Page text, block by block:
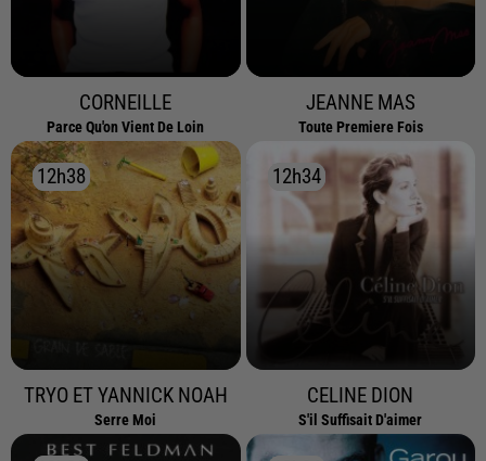
CORNEILLE
Parce Qu'on Vient De Loin
JEANNE MAS
Toute Premiere Fois
12h38
12h38
TRYO ET YANNICK NOAH
Serre Moi
12h34
12h34
CELINE DION
S'il Suffisait D'aimer